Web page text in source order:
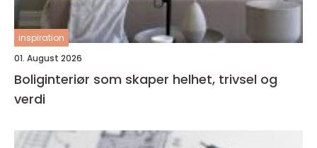
inspiration
01. August 2026
Boliginteriør som skaper helhet, trivsel og
verdi